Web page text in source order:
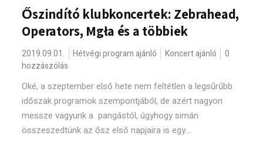
Őszindító klubkoncertek: Zebrahead,
Operators, Mgła és a többiek
2019.09.01. Hétvégi program ajánló Koncert ajánló
0
hozzászólás
Oké, a szeptember első hete nem feltétlen a legsűrűbb
időszak programok szempontjából, de azért nagyon
messze vagyunk a pangástól, úgyhogy simán
összeszedtünk az ősz első napjaira is egy...